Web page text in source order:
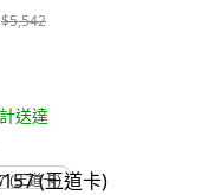
$5,542
送達
(王道卡)